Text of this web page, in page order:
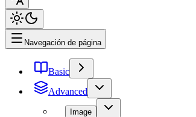
Navegación de página
Basic
Advanced
Image